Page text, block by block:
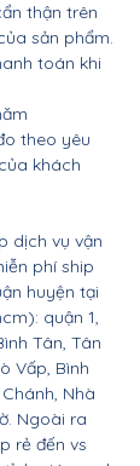
thận trên
sản phẩm.
toán khi
theo yêu
khách
dịch vụ vận
phí ship
huyện tại
quận 1,
Tân, Tân
Vấp, Bình
Nhà
Ngoài ra
rẻ đến vs